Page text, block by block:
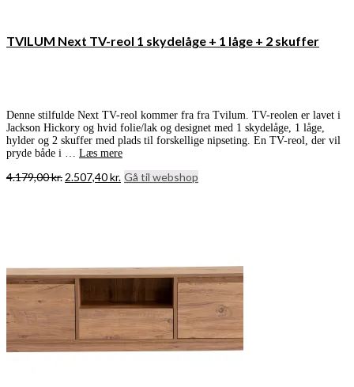
TVILUM Next TV-reol 1 skydelåge + 1 låge + 2 skuffer
Denne stilfulde Next TV-reol kommer fra fra Tvilum. TV-reolen er lavet i
Jackson Hickory og hvid folie/lak og designet med 1 skydelåge, 1 låge,
hylder og 2 skuffer med plads til forskellige nipseting. En TV-reol, der vil
pryde både i … Læs mere
4.179,00kr. Den
2.507,40kr. Den
Gå til webshop